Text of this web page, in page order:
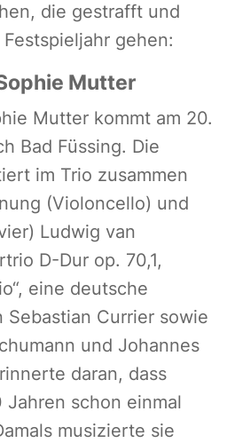
die gestrafft und
gehen:
Mutter
Mutter kommt am 20.
Bad Füssing. Die
im Trio zusammen
(Violoncello) und
Ludwig van
D-Dur op. 70,1,
eine deutsche
Sebastian Currier sowie
und Johannes
daran, dass
schon einmal
musizierte sie